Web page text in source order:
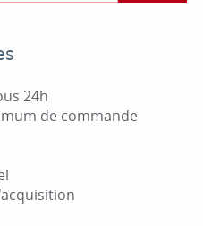
24h
de commande